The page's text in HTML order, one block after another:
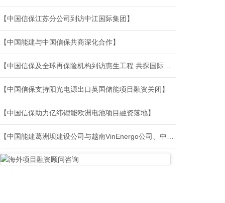
【中国信保江苏分公司到访中江国际集团】
【中国能建与中国信保共商深化合作】
【中国信保及全球再保险机构到访惠生工程 共探国际能源合作新路径】
【中国信保支持阳光电源出口英国储能项目融资关闭】
【中国信保助力亿纬锂能欧洲电池项目融资落地】
【中国能建葛洲坝建设公司与越南VinEnergo公司、中国信保云南分公司共商合作】